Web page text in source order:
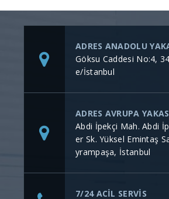
ADRES ANADOLU
Göksu Caddesi No:4,
e/İstanbul
ADRES AVRUPA
Abdi İpekçi Mah. Abdi
er Sk. Yüksel Emintaş
yrampaşa, İstanbul
7/24 ACİL SERVİS